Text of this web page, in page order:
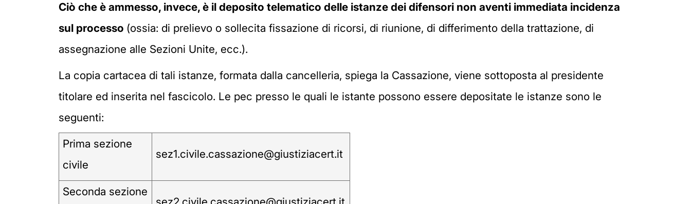
Ciò che è ammesso, invece, è il deposito telematico delle istanze dei difensori non aventi immediata incidenza
sul processo (ossia: di prelievo o sollecita fissazione di ricorsi, di riunione, di differimento della trattazione, di
assegnazione alle Sezioni Unite, ecc.).
La copia cartacea di tali istanze, formata dalla cancelleria, spiega la Cassazione, viene sottoposta al presidente
titolare ed inserita nel fascicolo. Le pec presso le quali le istante possono essere depositate le istanze sono le
seguenti:
Prima sezione
civile
sez1.civile.cassazione@giustiziacert.it
Seconda sezione